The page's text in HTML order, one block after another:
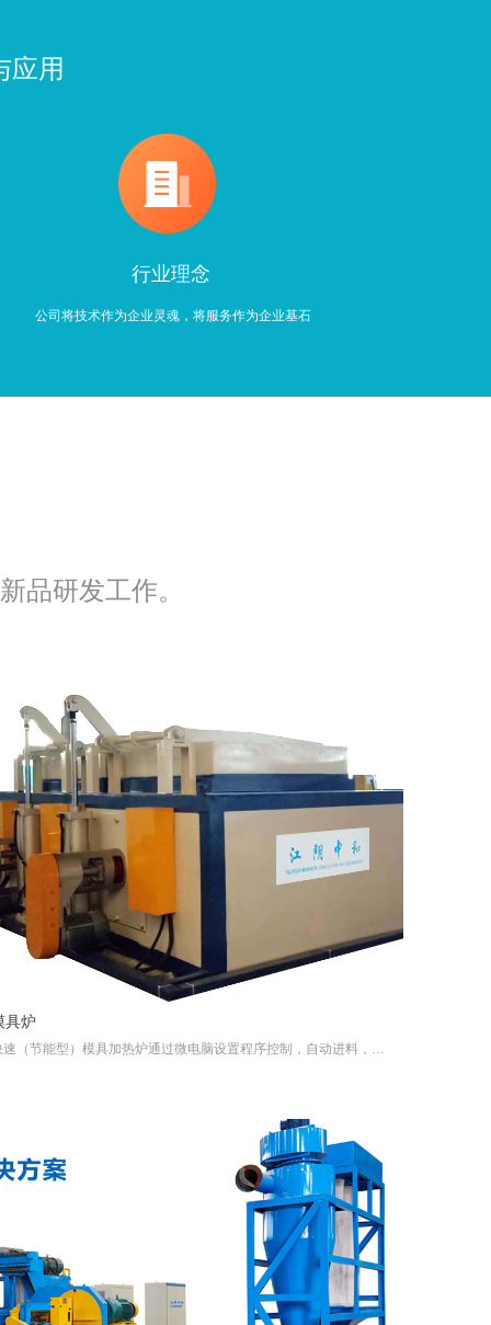
应用
行业理念
公司将技术作为企业灵魂，将服务作为企业基石
品研发工作。
具炉
快速（节能型）模具加热炉通过微电脑设置程序控制，自动进料，自动加热升温，温度控制度准确，模具加热到设定温度后，可自动进入保温状态